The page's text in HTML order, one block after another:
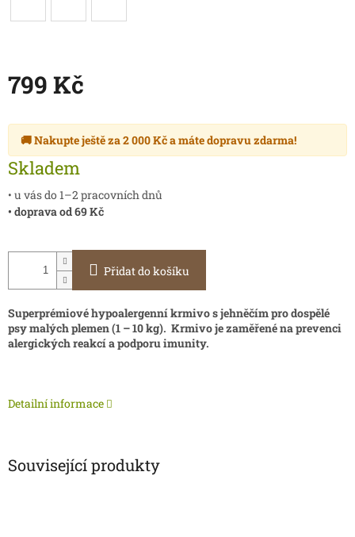
799 Kč
cena:
🚚 Nakupte ještě za2 000 Kča mátedopravu zdarma!
Skladem
• u vás do 1–2 pracovních dnů
• doprava od 69 Kč
Přidat do košíku
Superprémiové hypoalergenní krmivo s jehněčím pro dospělé
psy malých plemen (1 – 10 kg). Krmivo je zaměřené na prevenci
alergických reakcí a podporu imunity.
Detailní informace
Související produkty